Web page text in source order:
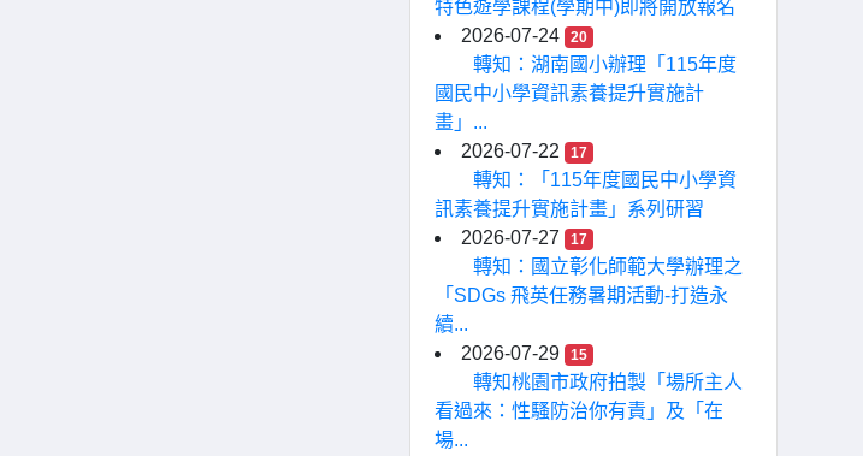
特色遊學課程(學期中)即將開放報名
2026-07-24
20
轉知：湖南國小辦理「115年度
國民中小學資訊素養提升實施計
畫」...
2026-07-22
17
轉知：「115年度國民中小學資
訊素養提升實施計畫」系列研習
2026-07-27
17
轉知：國立彰化師範大學辦理之
「SDGs 飛英任務暑期活動-打造永
續...
2026-07-29
15
轉知桃園市政府拍製「場所主人
看過來：性騷防治你有責」及「在
場...